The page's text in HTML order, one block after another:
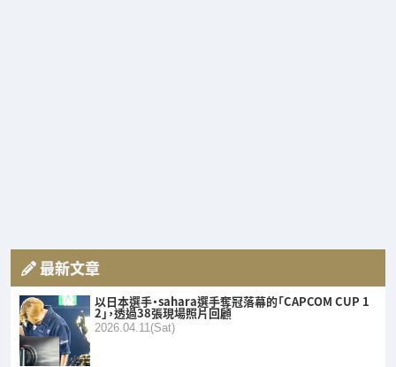
最新文章
以日本選手・sahara選手奪冠落幕的「CAPCOM CUP 1
2」，透過38張現場照片回顧
2026.04.11(Sat)